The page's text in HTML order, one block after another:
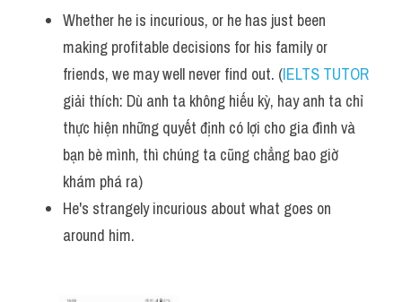
Speaking
Reading
Homepage
Whether he is incurious, or he has just been
making profitable decisions for his family or
friends, we may well never find out. (IELTS TUTOR
giải thích: Dù anh ta không hiếu kỳ, hay anh ta chỉ
thực hiện những quyết định có lợi cho gia đình và
bạn bè mình, thì chúng ta cũng chẳng bao giờ
khám phá ra)
He's strangely incurious about what goes on
around him.